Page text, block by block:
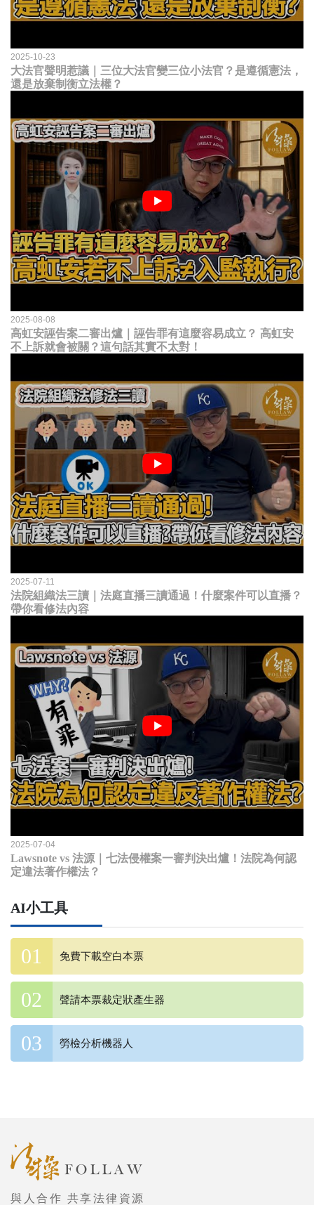
2025-10-23
大法官聲明惹議｜三位大法官變三位小法官？是遵循憲法，
還是放棄制衡立法權？
2025-08-08
高虹安誣告案二審出爐｜誣告罪有這麼容易成立？ 高虹安
不上訴就會被關？這句話其實不太對！
2025-07-11
法院組織法三讀｜法庭直播三讀通過！什麼案件可以直播？
帶你看修法內容
2025-07-04
Lawsnote vs 法源｜七法侵權案一審判決出爐！法院為何認
定違法著作權法？
AI小工具
免費下載空白本票
聲請本票裁定狀產生器
勞檢分析機器人
與人合作 共享法律資源